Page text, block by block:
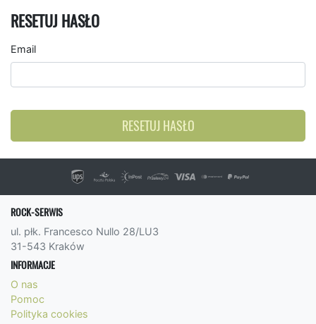
RESETUJ HASŁO
Email
RESETUJ HASŁO
ROCK-SERWIS
ul. płk. Francesco Nullo 28/LU3
31-543 Kraków
INFORMACJE
O nas
Pomoc
Polityka cookies